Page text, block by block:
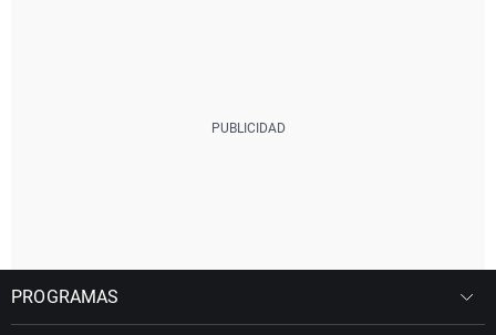
PROGRAMAS